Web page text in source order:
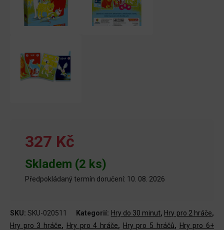
327 Kč
Skladem (2 ks)
Předpokládaný termín doručení: 10. 08. 2026
SKU:SKU-020511 Kategorií: Hry do 30 minut, Hry pro 2 hráče,
Hry pro 3 hráče, Hry pro 4 hráče, Hry pro 5 hráčů, Hry pro 6+